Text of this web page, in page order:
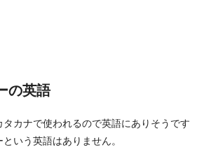
の英語
タカナで使われるので英語にありそうです
いう英語はありません。